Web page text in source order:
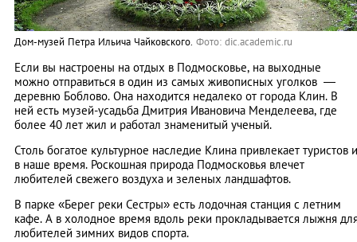
Дом-музей Петра Ильича Чайковского. Фото: dic.academic.ru
Если вы настроены на отдых в Подмосковье, на выходные
можно отправиться в один из самых живописных уголков —
деревню Боблово. Она находится недалеко от города Клин. В
ней есть музей-усадьба Дмитрия Ивановича Менделеева, где
более 40 лет жил и работал знаменитый ученый.
Столь богатое культурное наследие Клина привлекает туристов и
в наше время. Роскошная природа Подмосковья влечет
любителей свежего воздуха и зеленых ландшафтов.
В парке «Берег реки Сестры» есть лодочная станция с летним
кафе. А в холодное время вдоль реки прокладывается лыжня
любителей зимних видов спорта.